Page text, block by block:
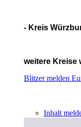
- Kreis
weitere Kreise
Blitzer melden
Inhalt